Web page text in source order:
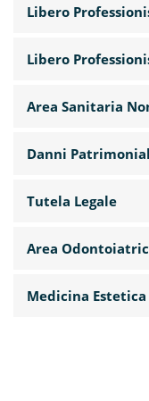
Libero
Libero
Area Sanitaria
Danni
Tutela Legale
Area
Medicina